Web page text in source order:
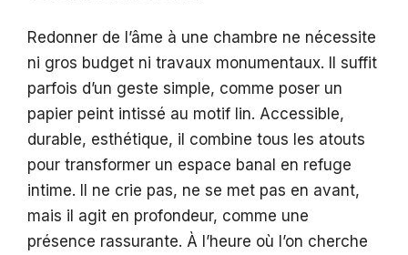
Redonner de l’âme à une chambre ne nécessite
ni gros budget ni travaux monumentaux. Il suffit
parfois d’un geste simple, comme poser un
papier peint intissé au motif lin. Accessible,
durable, esthétique, il combine tous les atouts
pour transformer un espace banal en refuge
intime. Il ne crie pas, ne se met pas en avant,
mais il agit en profondeur, comme une
présence rassurante. À l’heure où l’on cherche